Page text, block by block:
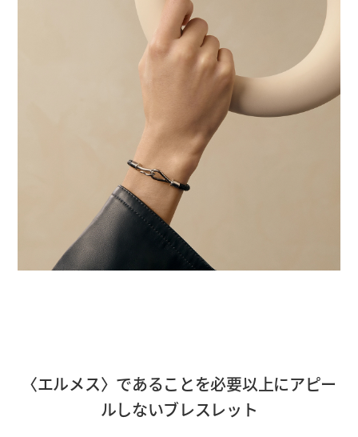
〈エルメス〉であることを必要以上にアピー
ルしないブレスレット